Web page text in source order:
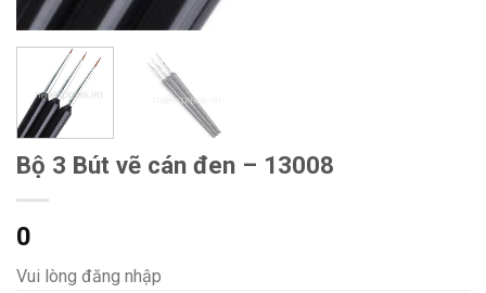
Bộ 3 Bút vẽ cán đen – 13008
0
Vui lòng đăng nhập